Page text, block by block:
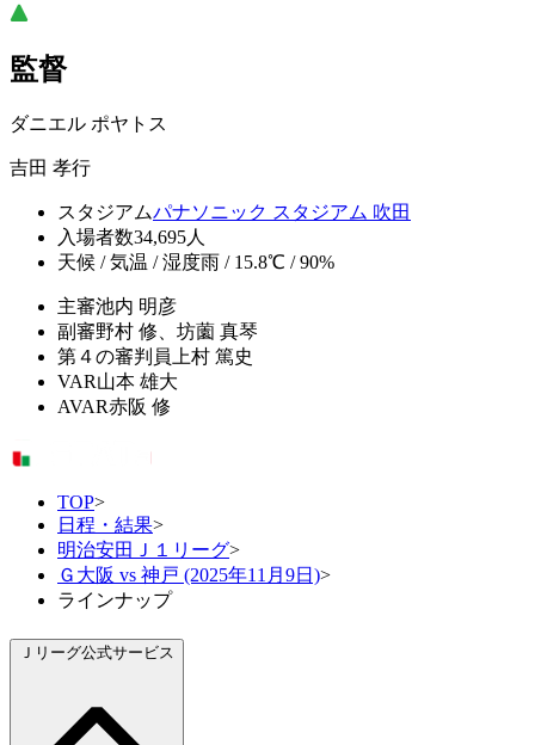
監督
ダニエル ポヤトス
吉田 孝行
スタジアムパナソニック スタジアム 吹田
入場者数34,695人
天候 / 気温 / 湿度雨 / 15.8℃ / 90%
主審池内 明彦
副審野村 修、坊薗 真琴
第４の審判員 上村 篤史
VAR山本 雄大
AVAR赤阪 修
TOP>
日程・結果>
明治安田Ｊ１リーグ>
Ｇ大阪 vs 神戸 (2025年11月9日)>
ラインナップ
Ｊリーグ公式サービス